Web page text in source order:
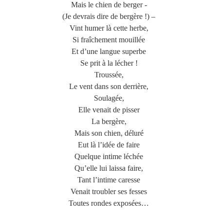
Mais le chien de berger -
(Je devrais dire de bergère !) –
Vint humer là cette herbe,
Si fraîchement mouillée
Et d’une langue superbe
Se prit à la lécher !
Troussée,
Le vent dans son derrière,
Soulagée,
Elle venait de pisser
La bergère,
Mais son chien, déluré
Eut là l’idée de faire
Quelque intime léchée
Qu’elle lui laissa faire,
Tant l’intime caresse
Venait troubler ses fesses
Toutes rondes exposées…